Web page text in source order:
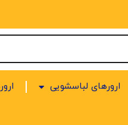
ارورهای لباسشویی